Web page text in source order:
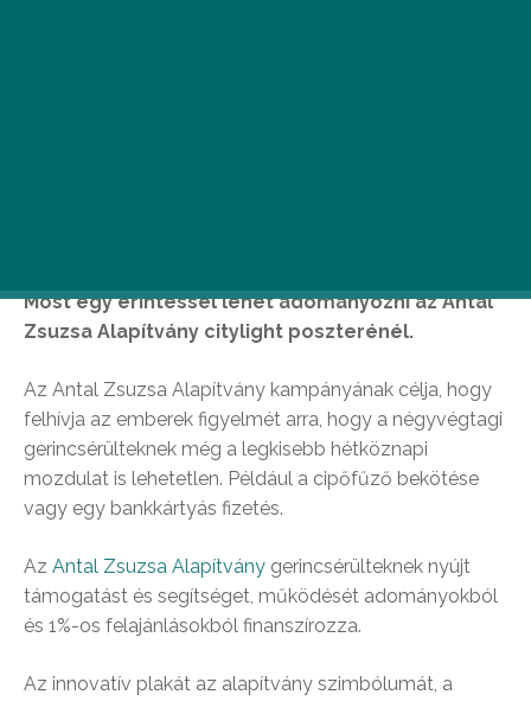
Most egy érintéssel lehet adományozni az Antal
Zsuzsa Alapítvány citylight poszterénél.
Az Antal Zsuzsa Alapítvány kampányának célja, hogy
felhívja az emberek figyelmét arra, hogy a négyvégtagi
gerincsérülteknek még a legkisebb hétköznapi
mozdulat is lehetetlen. Például a cipőfűző bekötése
vagy egy bankkártyás fizetés.
Az Antal Zsuzsa Alapítvány gerincsérülteknek nyújt
támogatást és segítséget, működését adományokból
és 1%-os felajánlásokból finanszírozza.
Az innovatív plakát az alapítvány szimbólumát, a